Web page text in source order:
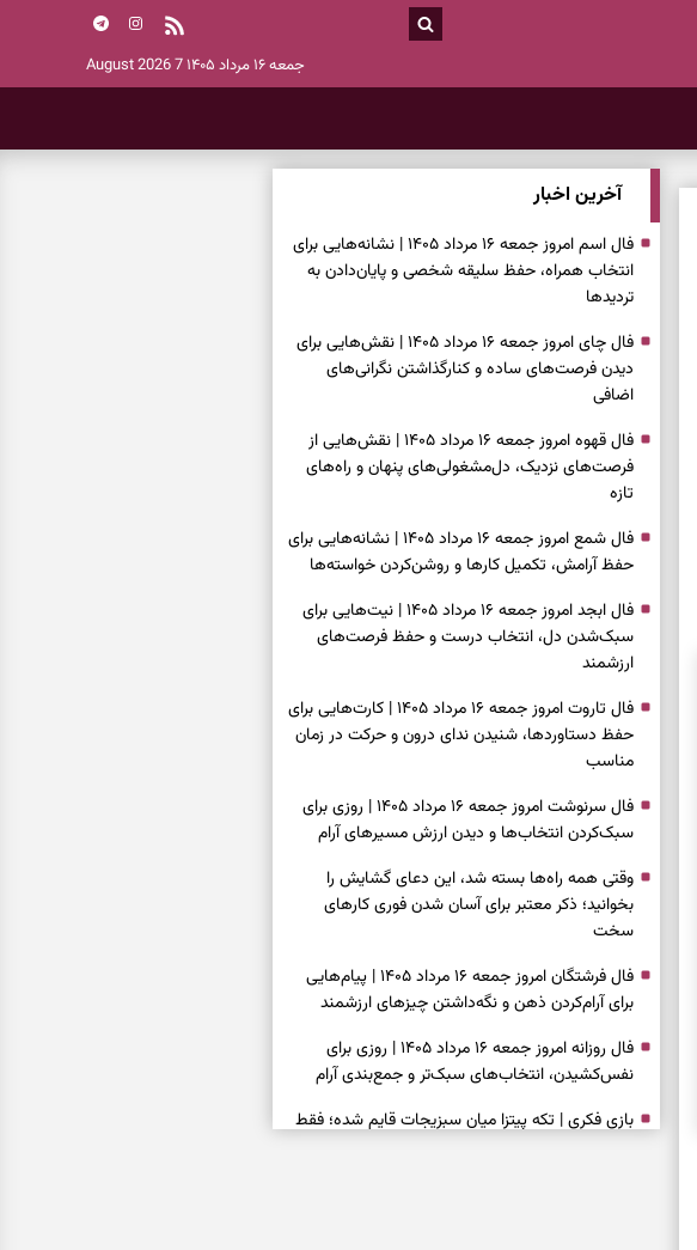
جمعه ۱۶ مرداد ۱۴۰۵ 7 August 2026
آخرین اخبار
فال اسم امروز جمعه ۱۶ مرداد ۱۴۰۵ | نشانه‌هایی برای
انتخاب همراه، حفظ سلیقه شخصی و پایان‌دادن به
تردیدها
فال چای امروز جمعه ۱۶ مرداد ۱۴۰۵ | نقش‌هایی برای
دیدن فرصت‌های ساده و کنارگذاشتن نگرانی‌های
اضافی
فال قهوه امروز جمعه ۱۶ مرداد ۱۴۰۵ | نقش‌هایی از
فرصت‌های نزدیک، دل‌مشغولی‌های پنهان و راه‌های
تازه
فال شمع امروز جمعه ۱۶ مرداد ۱۴۰۵ | نشانه‌هایی برای
حفظ آرامش، تکمیل کارها و روشن‌کردن خواسته‌ها
فال ابجد امروز جمعه ۱۶ مرداد ۱۴۰۵ | نیت‌هایی برای
سبک‌شدن دل، انتخاب درست و حفظ فرصت‌های
ارزشمند
فال تاروت امروز جمعه ۱۶ مرداد ۱۴۰۵ | کارت‌هایی برای
حفظ دستاوردها، شنیدن ندای درون و حرکت در زمان
مناسب
فال سرنوشت امروز جمعه ۱۶ مرداد ۱۴۰۵ | روزی برای
سبک‌کردن انتخاب‌ها و دیدن ارزش مسیرهای آرام
وقتی همه راه‌ها بسته شد، این دعای گشایش را
بخوانید؛ ذکر معتبر برای آسان شدن فوری کارهای
سخت
فال فرشتگان امروز جمعه ۱۶ مرداد ۱۴۰۵ | پیام‌هایی
برای آرام‌کردن ذهن و نگه‌داشتن چیزهای ارزشمند
فال روزانه امروز جمعه ۱۶ مرداد ۱۴۰۵ | روزی برای
نفس‌کشیدن، انتخاب‌های سبک‌تر و جمع‌بندی آرام
بازی فکری | تکه پیتزا میان سبزیجات قایم شده؛ فقط